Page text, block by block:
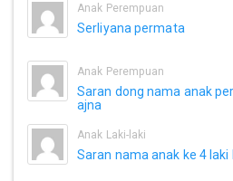
Anak Perempuan
Serliyana permata
Anak Perempuan
Saran dong nama anak
ajna
Anak Laki-laki
Saran nama anak ke 4 laki